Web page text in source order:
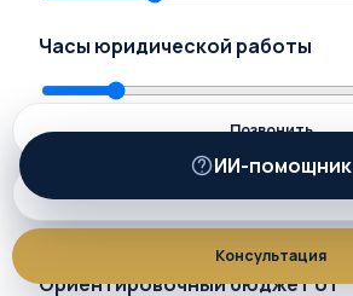
Часы юридической работы
Количество документов
Ориентировочный бюджет от
Позвонить
Консультация
ИИ
ИИ-помощник